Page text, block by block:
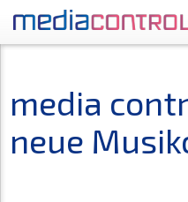
media
neue